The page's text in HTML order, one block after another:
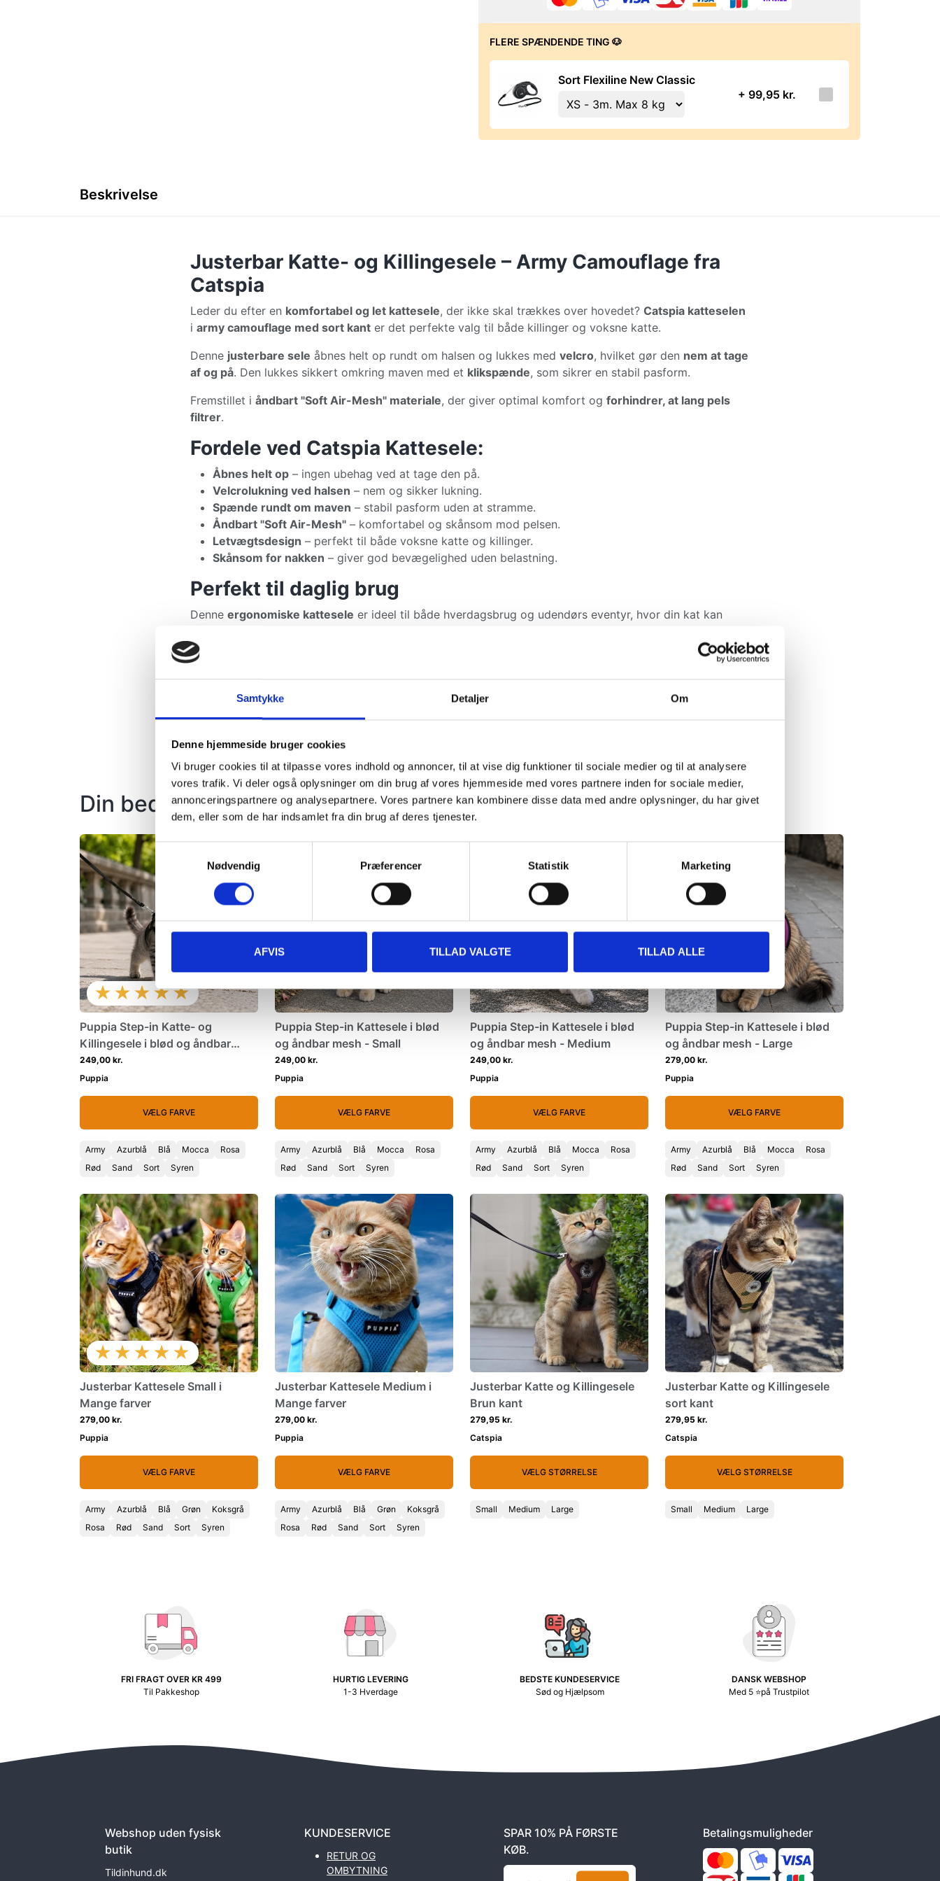
Samtykke Detaljer Om
Denne hjemmeside bruger cookies
Vi bruger cookies til at tilpasse vores indhold og annoncer, til at vise dig funktioner til sociale medier og til at analysere
vores trafik. Vi deler også oplysninger om din brug af vores hjemmeside med vores partnere inden for sociale medier,
annonceringspartnere og analysepartnere. Vores partnere kan kombinere disse data med andre oplysninger, du har givet
dem, eller som de har indsamlet fra din brug af deres tjenester.
Samtykkevalg
Nødvendig
Præferencer Statistik Marketing
AFVIS TILLAD VALGTE TILLAD ALLE
FLERE SPÆNDENDE TING 🐶
Sort Flexiline New Classic
+ 99,95 kr.
Beskrivelse
Justerbar Katte- og Killingesele – Army Camouflage fra
Catspia
Leder du efter en komfortabel og let kattesele, der ikke skal trækkes over hovedet? Catspia katteselen
i army camouflage med sort kant er det perfekte valg til både killinger og voksne katte.
Denne justerbare sele åbnes helt op rundt om halsen og lukkes med velcro, hvilket gør den nem at tage
af og på. Den lukkes sikkert omkring maven med et klikspænde, som sikrer en stabil pasform.
Fremstillet i åndbart "Soft Air-Mesh" materiale, der giver optimal komfort og forhindrer, at lang pels
filtrer.
Fordele ved Catspia Kattesele:
Åbnes helt op – ingen ubehag ved at tage den på.
Velcrolukning ved halsen – nem og sikker lukning.
Spænde rundt om maven – stabil pasform uden at stramme.
Åndbart "Soft Air-Mesh" – komfortabel og skånsom mod pelsen.
Letvægtsdesign – perfekt til både voksne katte og killinger.
Skånsom for nakken – giver god bevægelighed uden belastning.
Perfekt til daglig brug
Denne ergonomiske kattesele er ideel til både hverdagsbrug og udendørs eventyr, hvor din kat kan
Farve:
Mærke:Catspia
Vi anbefaler flexline i small 8 meter line eller KW´s bløde line i 0,6 mm
Din bedste ven vil også elske dette
★★★★★
Puppia Step-in Katte- og
Killingesele i blød og åndbar
mesh - XSmall
249,00 kr.
Puppia
VÆLG FARVE
Army Azurblå Blå Mocca
Rosa
Rød
Sand Sort Syren
Puppia Step-in Kattesele i blød
og åndbar mesh - Small
249,00 kr.
Puppia
VÆLG FARVE
Army Azurblå Blå Mocca
Rosa
Rød
Sand Sort Syren
Puppia Step-in Kattesele i blød
og åndbar mesh - Medium
249,00 kr.
Puppia
VÆLG FARVE
Army Azurblå Blå Mocca
Rosa
Rød
Sand Sort Syren
Puppia Step-in Kattesele i blød
og åndbar mesh - Large
279,00 kr.
Puppia
VÆLG FARVE
Army Azurblå Blå Mocca
Rosa
Rød
Sand Sort Syren
★★★★★
Justerbar Kattesele Small i
Mange farver
279,00 kr.
Puppia
VÆLG FARVE
Army Azurblå Blå Grøn
Koksgrå
Rosa
Rød Sand Sort Syren
Justerbar Kattesele Medium i
Mange farver
279,00 kr.
Puppia
VÆLG FARVE
Army Azurblå Blå Grøn
Koksgrå
Rosa
Rød Sand Sort Syren
Justerbar Katte og Killingesele
Brun kant
279,95 kr.
Catspia
VÆLG STØRRELSE
Small Medium Large
Justerbar Katte og Killingesele
sort kant
279,95 kr.
Catspia
VÆLG STØRRELSE
Small Medium Large
FRI FRAGT OVER KR 499
Til Pakkeshop
HURTIG LEVERING
1-3 Hverdage
BEDSTE KUNDESERVICE
Sød og Hjælpsom
DANSK WEBSHOP
Med 5 ⭐på Trustpilot
Webshop uden fysisk
butik
Tildinhund.dk
KUNDESERVICE
RETUR OG
OMBYTNING
SPAR 10% PÅ FØRSTE
KØB.
Betalingsmuligheder